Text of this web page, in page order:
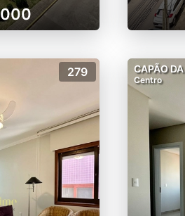
279 CAPÃO
Centro